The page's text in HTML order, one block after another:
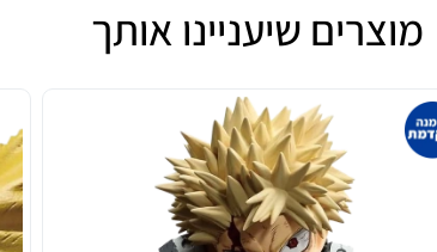
מוצרים שיעניינו אותך